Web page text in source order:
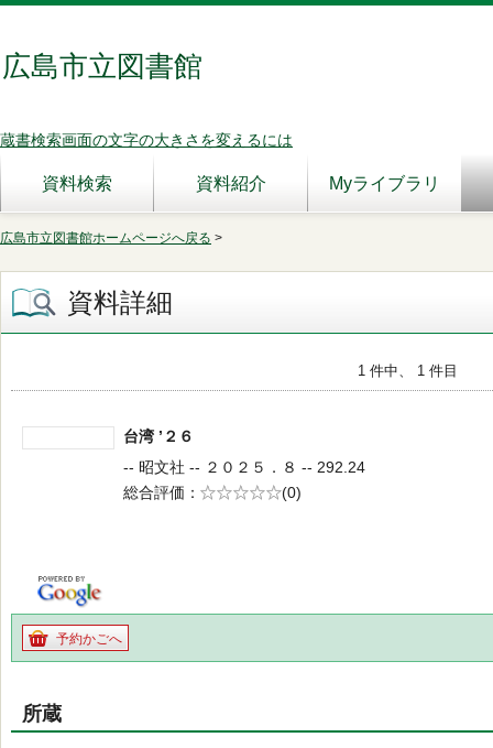
広島市立図書館
蔵書検索画面の文字の大きさを変えるには
資料検索 資料紹介 Myライブラリ
広島市立図書館ホームページへ戻る >
資料詳細
1 件中、 1 件目
台湾 ’２６
-- 昭文社 -- ２０２５．８ -- 292.24
総合評価
5段階評価
(0)
予約かごへ
所蔵